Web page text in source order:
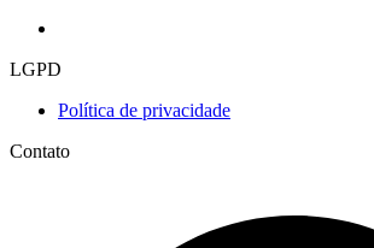
LGPD
Política de privacidade
Contato